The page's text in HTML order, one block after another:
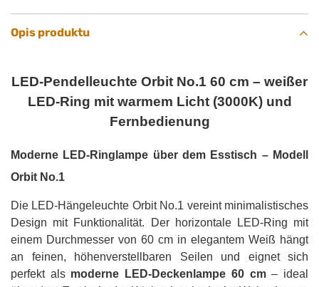
Opis produktu
LED-Pendelleuchte Orbit No.1 60 cm – weißer
LED-Ring mit warmem Licht (3000K) und
Fernbedienung
Moderne LED-Ringlampe über dem Esstisch – Modell
Orbit No.1
Die LED-Hängeleuchte Orbit No.1 vereint minimalistisches
Design mit Funktionalität. Der horizontale LED-Ring mit
einem Durchmesser von 60 cm in elegantem Weiß hängt
an feinen, höhenverstellbaren Seilen und eignet sich
perfekt als moderne LED-Deckenlampe 60 cm– ideal